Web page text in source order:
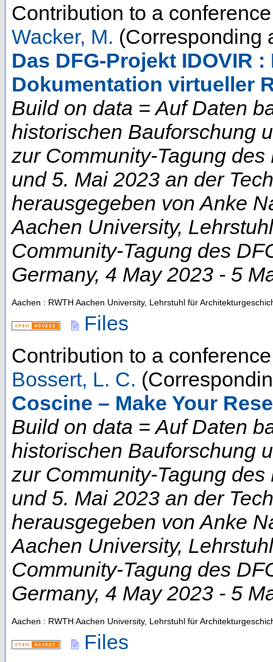
Contribution to a
Wacker, M. (Corresponding
Das DFG-Projekt IDOVIR
Dokumentation virtueller
Build on data = Auf Daten
historischen Bauforschung
zur Community-Tagung
und 5. Mai 2023 an der
herausgegeben von Anke
Aachen University,
Community-Tagung des
Germany, 4 May 2023 - 5
Aachen : RWTH Aachen University, Lehrstuhl für
Files
Contribution to a
Bossert, L. C.
Coscine – Make Your
Build on data = Auf Daten
historischen Bauforschung
zur Community-Tagung
und 5. Mai 2023 an der
herausgegeben von Anke
Aachen University,
Community-Tagung des
Germany, 4 May 2023 - 5
Aachen : RWTH Aachen University, Lehrstuhl für
Files